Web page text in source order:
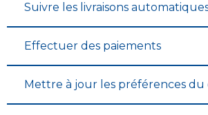
Suivre les livraisons
Effectuer des paiements
Mettre à jour les préférences